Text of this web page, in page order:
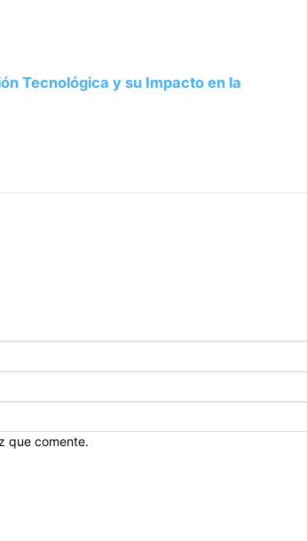
Tecnológica y su Impacto en la
que comente.